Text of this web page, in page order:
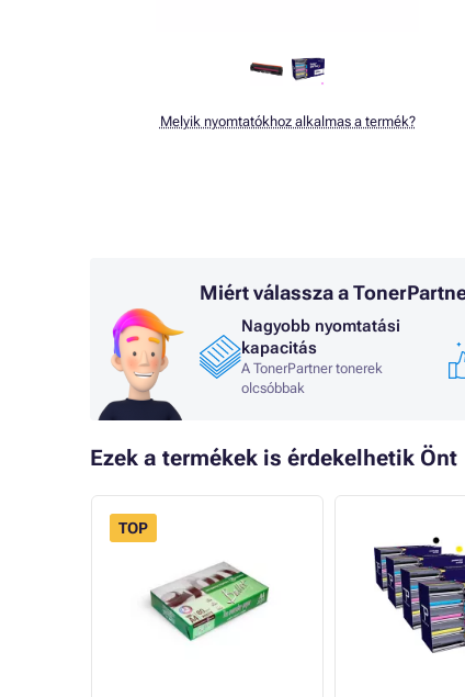
Melyik nyomtatókhoz alkalmas a termék?
Miért válassza a
Nagyobb nyomtatási
kapacitás
A TonerPartner tonerek
olcsóbbak
Ezek a termékek is érdekelhetik Önt
TOP